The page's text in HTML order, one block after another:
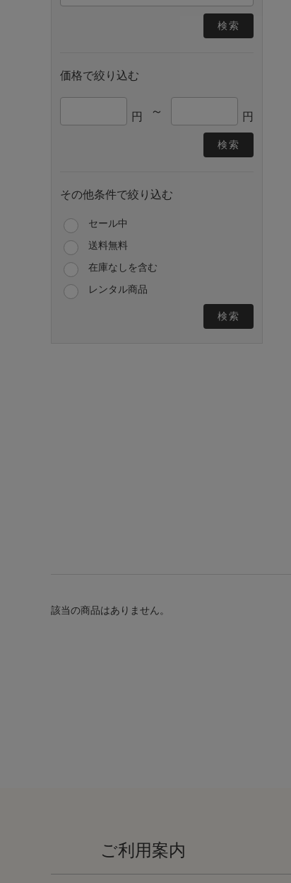
検索
価格で絞り込む
円 ～ 円
検索
その他条件で絞り込む
セール中
送料無料
在庫なしを含む
レンタル商品
検索
該当の商品はありません。
ご利用案内